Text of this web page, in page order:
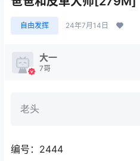
自由发挥 24年7月14日
大一
7哥
老头
编号：2444